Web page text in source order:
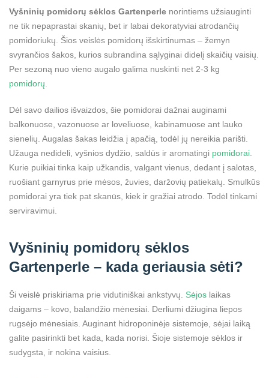
Vyšninių pomidorų sėklos Gartenperle norintiems užsiauginti
ne tik nepaprastai skanių, bet ir labai dekoratyviai atrodančių
pomidoriukų. Šios veislės pomidorų išskirtinumas – žemyn
svyrančios šakos, kurios subrandina sąlyginai didelį skaičių vaisių.
Per sezoną nuo vieno augalo galima nuskinti net 2-3 kg
pomidorų
Dėl savo dailios išvaizdos, šie pomidorai dažnai auginami
balkonuose, vazonuose ar loveliuose, kabinamuose ant lauko
sienelių. Augalas šakas leidžia į apačią, todėl jų nereikia parišti.
Užauga nedideli, vyšnios dydžio, saldūs ir aromatingi pomidorai
Kurie puikiai tinka kaip užkandis, valgant vienus, dedant į salotas,
ruošiant garnyrus prie mėsos, žuvies, daržovių patiekalų. Smulkūs
pomidorai yra tiek pat skanūs, kiek ir gražiai atrodo. Todėl tinkami
serviravimui.
Vyšninių pomidorų sėklos
Gartenperle – kada geriausia sėti?
Ši veislė priskiriama prie vidutiniškai ankstyvų. Sėjos laikas
daigams – kovo, balandžio mėnesiai. Derliumi džiugina liepos
rugsėjo mėnesiais. Auginant hidroponinėje sistemoje, sėjai laiką
galite pasirinkti bet kada, kada norisi. Šioje sistemoje sėklos ir
sudygsta, ir nokina vaisius.